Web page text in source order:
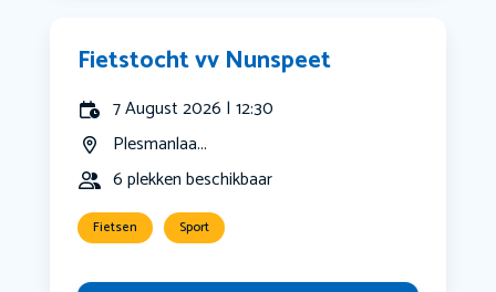
Fietstocht vv Nunspeet
7 August 2026 | 12:30
Plesmanlaa...
6 plekken beschikbaar
Fietsen Sport